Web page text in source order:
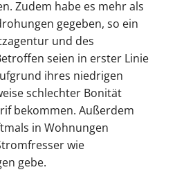
Zudem habe es mehr als
gegeben, so ein
und des
seien in erster Linie
ihres niedrigen
schlechter Bonität
bekommen. Außerdem
in Wohnungen
wie
gebe.